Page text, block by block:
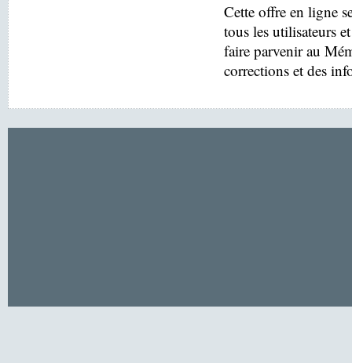
Cette offre en ligne
tous les utilisateurs
faire parvenir au
corrections et des